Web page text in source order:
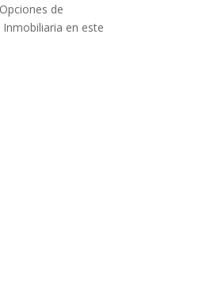
de
Inmobiliaria en este